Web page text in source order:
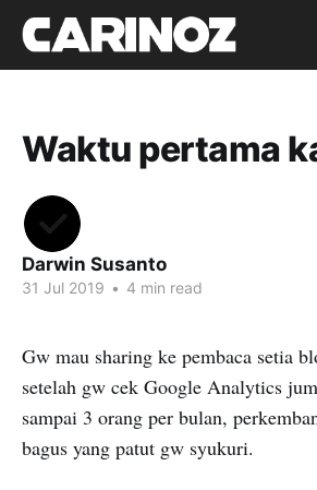
Waktu pertama
Darwin Susanto
31 Jul 2019 • 4 min read
Gw mau sharing ke pembaca setia
setelah gw cek Google Analytics
sampai 3 orang per bulan,
bagus yang patut gw syukuri.